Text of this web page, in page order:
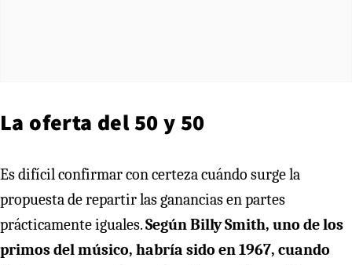
La oferta del 50 y 50
Es difícil confirmar con certeza cuándo surge la
propuesta de repartir las ganancias en partes
prácticamente iguales.Según Billy Smith, uno de los
primos del músico, habría sido en 1967, cuando